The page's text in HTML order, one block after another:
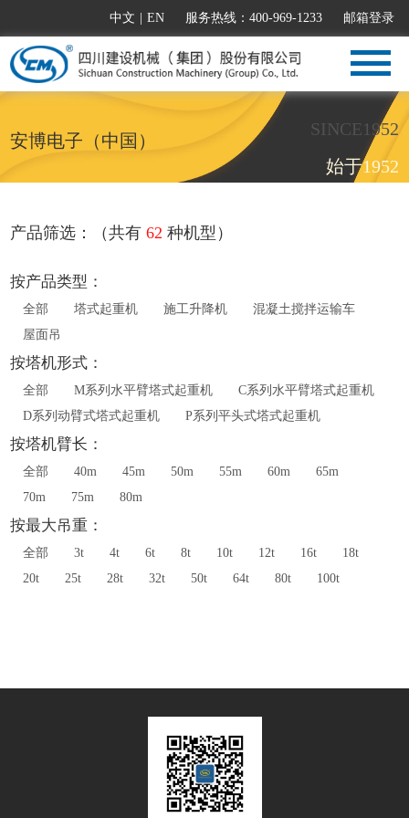
中文 EN 服务热线：400-969-1233 邮箱登录
安博电子（中国）
SINCE1952
始于1952
产品筛选：（共有62 种机型）
按产品类型：
全部 塔式起重机 施工升降机
混凝土搅拌运输车
屋面吊
按塔机形式：
全部 M系列水平臂塔式起重机
C系列水平臂塔式起重机
D系列动臂式塔式起重机
P系列平头式塔式起重机
按塔机臂长：
全部 40m 45m 50m 55m 60m
65m
70m
75m 80m
按最大吊重：
全部 3t 4t 6t 8t 10t 12t 16t
18t
20t
25t 28t 32t 50t 64t 80t 100t